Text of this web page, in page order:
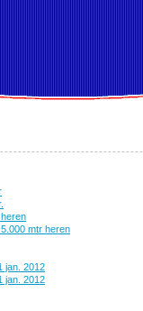
mtr heren
jan. 2012
jan. 2012